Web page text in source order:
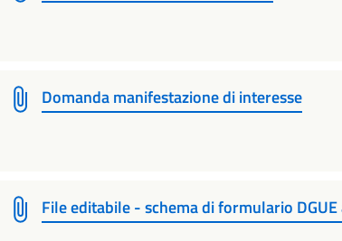
Domanda manifestazione di interesse
File editabile - schema di formulario